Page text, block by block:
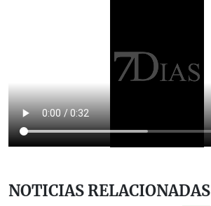
NOTICIAS RELACIONADAS